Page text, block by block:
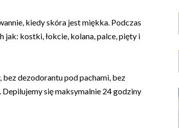
kiedy skóra jest miękka. Podczas
kostki, łokcie, kolana, palce, pięty i
dezodorantu pod pachami, bez
Depilujemy się maksymalnie 24 godziny